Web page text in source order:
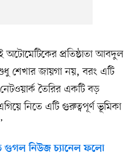
প্রতিষ্ঠাতা আবদুল
শেখার জায়গা নয়, বরং এটি
তৈরির একটি বড়
নিতে এটি গুরুত্বপূর্ণ ভূমিকা
গুগল নিউজ চ্যানেল ফলো